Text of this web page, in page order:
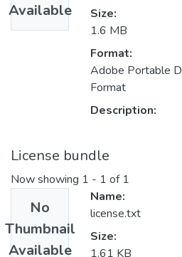
Available
Size:
1.6 MB
Format:
Adobe Portable
Format
Description:
License bundle
Now showing 1 - 1 of 1
No
Thumbnail
Available
Name:
license.txt
Size:
1.61 KB